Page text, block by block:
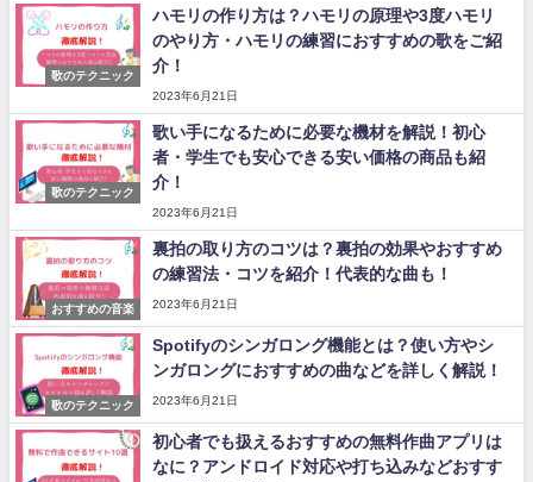
歌のテクニック
ハモリの作り方は？ハモリの原理や3度ハモリ
のやり方・ハモリの練習におすすめの歌をご紹
介！
2023年6月21日
歌のテクニック
歌い手になるために必要な機材を解説！初心
者・学生でも安心できる安い価格の商品も紹
介！
2023年6月21日
おすすめの音楽
裏拍の取り方のコツは？裏拍の効果やおすすめ
の練習法・コツを紹介！代表的な曲も！
2023年6月21日
歌のテクニック
Spotifyのシンガロング機能とは？使い方やシ
ンガロングにおすすめの曲などを詳しく解説！
2023年6月21日
初心者でも扱えるおすすめの無料作曲アプリは
なに？アンドロイド対応や打ち込みなどおすす